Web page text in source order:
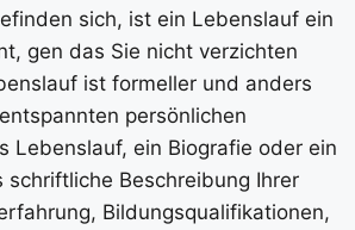
sich, ist ein Lebenslauf ein
gen das Sie nicht verzichten
ist formeller und anders
persönlichen
Lebenslauf, ein Biografie oder ein
schriftliche Beschreibung Ihrer
Bildungsqualifikationen,